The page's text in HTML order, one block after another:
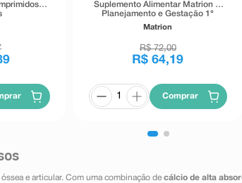
Suplemento Alimentar Matrion D
Planejamento e Gestação 1°
Trimestre 30 Comprimidos
Revestidos
Matrion
R$ 72,00
R$ 64,19
Comprar
e articular. Com uma combinação de cálcio de alta